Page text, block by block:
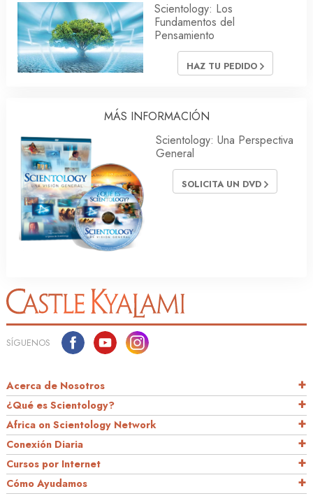
Scientology: Los
Fundamentos del
Pensamiento
HAZ TU PEDIDO
MÁS INFORMACIÓN
Scientology: Una Perspectiva
General
SOLICITA UN DVD
SÍGUENOS
Acerca de Nosotros
¿Qué es Scientology?
Africa on Scientology Network
Conexión Diaria
Cursos por Internet
Cómo Ayudamos